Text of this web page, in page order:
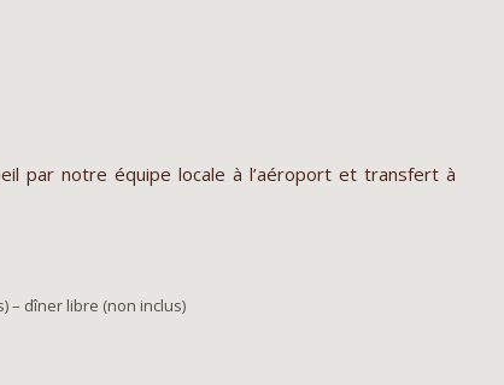
par notre équipe locale à l’aéroport et transfert à
– dîner libre (non inclus)